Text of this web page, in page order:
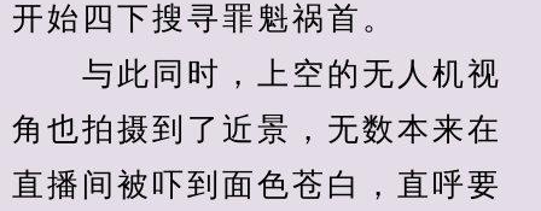
开始四下搜寻罪魁祸首。
与此同时，上空的无人机视
角也拍摄到了近景，无数本来在
直播间被吓到面色苍白，直呼要